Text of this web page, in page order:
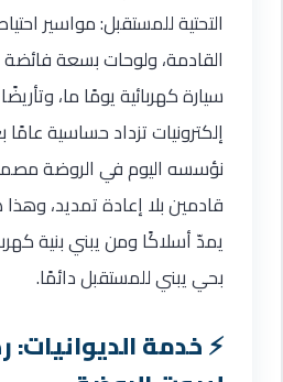
التحتية للمستقبل: مواسير
القادمة، ولوحات بسعة
سيارة كهربائية يومًا ما،
إلكترونيات تزداد حساسية
نؤسسه اليوم في الروضة
قادمين بلا إعادة تمديد،
يمدّ أسلاكًا ومن يبني بنية
بحي يبني للمستقبل دائمًا.
خدمة